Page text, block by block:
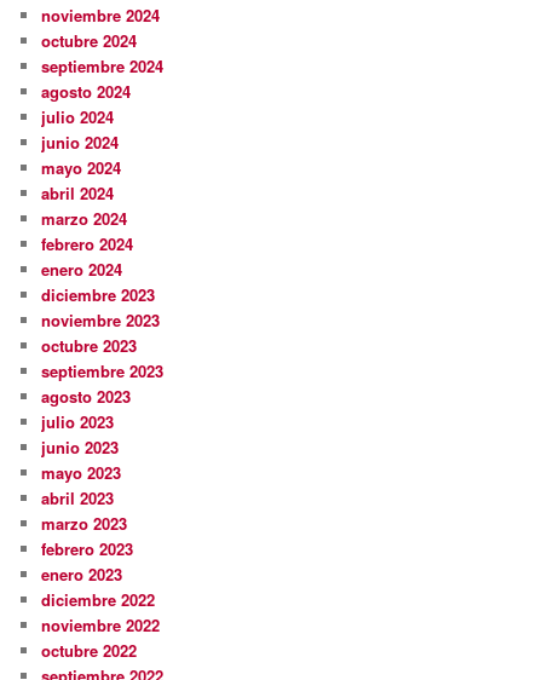
noviembre 2024
octubre 2024
septiembre 2024
agosto 2024
julio 2024
junio 2024
mayo 2024
abril 2024
marzo 2024
febrero 2024
enero 2024
diciembre 2023
noviembre 2023
octubre 2023
septiembre 2023
agosto 2023
julio 2023
junio 2023
mayo 2023
abril 2023
marzo 2023
febrero 2023
enero 2023
diciembre 2022
noviembre 2022
octubre 2022